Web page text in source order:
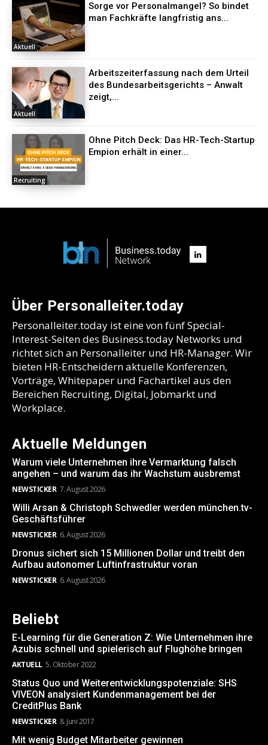
Aktuell
Sorge vor Personalmangel? So bindet
man Fachkräfte langfristig ans...
Aktuell
Arbeitszeiterfassung nach dem Urteil
des Bundesarbeitsgerichts – Anwalt
zeigt,...
Recruiting
Ohne Pitch Deck: Das HR-Tech-Startup
Empion erhält in einer...
Über Personalleiter.today
Personalleiter.today ist eine von fünf Special-
Interest-Seiten des Business.today Networks und
richtet sich an Personalleiter und HR-Manager. Wir
bieten HR-Entscheidern aktuelle Konferenzen,
Vorträge, Whitepaper und Fachartikel aus den
Bereichen Recruiting, Digital, Jobmarkt und
Workplace.
Aktuelle Meldungen
Warum viele Unternehmen ihre Vermarktung falsch
angehen – und warum das ihr Wachstum ausbremst
NEWSTICKER 7. August 2026
Willi Arsan & Christoph Schwedler werden münchen.tv-
Geschäftsführer
NEWSTICKER 6. August 2026
Dronus sichert sich 15 Millionen Dollar und treibt den
Aufbau autonomer Luftinfrastruktur voran
NEWSTICKER 6. August 2026
Beliebt
E-Learning für die Generation Z: Wie Unternehmen ihre
Azubis schnell und spielerisch auf Flughöhe bringen
AKTUELL 5. Oktober 2022
Status Quo und Weiterentwicklungspotenziale: SHS
VIVEON analysiert Kundenmanagement bei der
CreditPlus Bank
NEWSTICKER 8. Juni 2017
Mit wenig Budget Mitarbeiter gewinnen